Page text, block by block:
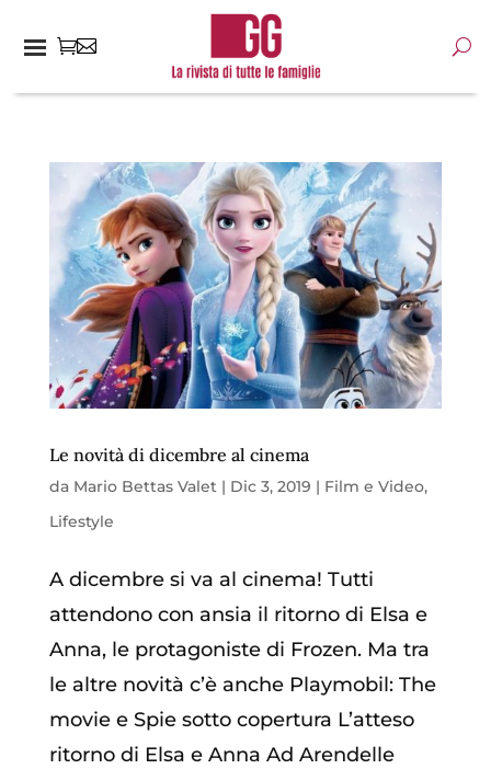
Le novità di dicembre al cinema
da Mario Bettas Valet| Dic 3, 2019 | Film e Video,
Lifestyle
A dicembre si va al cinema! Tutti
attendono con ansia il ritorno di Elsa e
Anna, le protagoniste di Frozen. Ma tra
le altre novità c’è anche Playmobil: The
movie e Spie sotto copertura L’atteso
ritorno di Elsa e Anna Ad Arendelle